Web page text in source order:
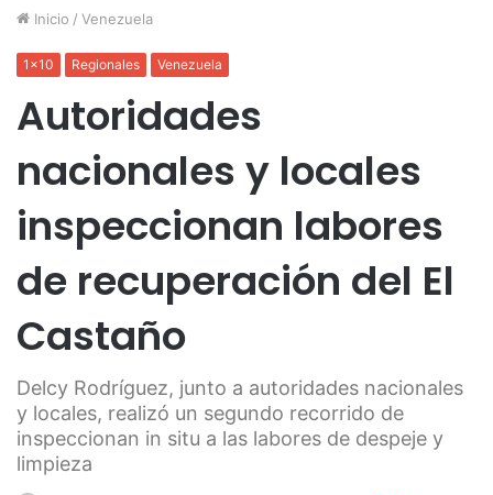
Inicio / Venezuela
1x10 Regionales Venezuela
Autoridades
nacionales y locales
inspeccionan labores
de recuperación del El
Castaño
Delcy Rodríguez, junto a autoridades nacionales
y locales, realizó un segundo recorrido de
inspeccionan in situ a las labores de despeje y
limpieza